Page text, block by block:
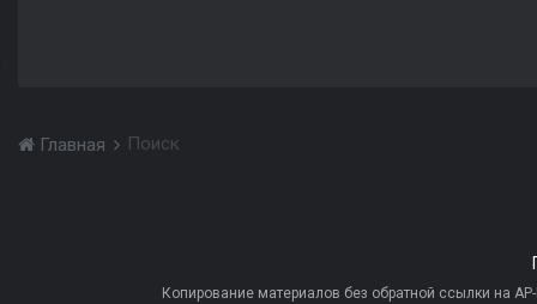
Главная Поиск
Копирование материалов без обратной ссылки на